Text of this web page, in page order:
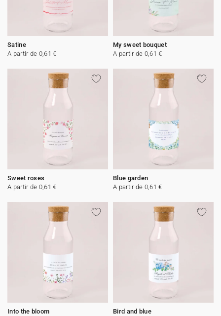
Satine
A partir de 0,61 €
My sweet bouquet
A partir de 0,61 €
Sweet roses
A partir de 0,61 €
Blue garden
A partir de 0,61 €
Into the bloom
Bird and blue